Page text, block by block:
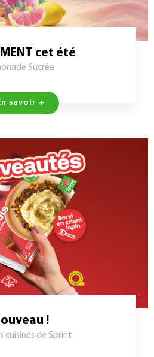
cet été
Sucrée
savoir +
!
cuisinés de Sprint